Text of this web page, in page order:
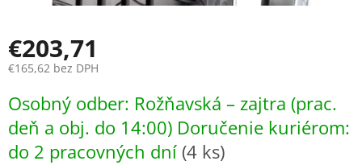
€203,71
€165,62 bez DPH
cena:
Osobný odber: Rožňavská – zajtra (prac.
deň a obj. do 14:00) Doručenie kuriérom:
do 2 pracovných dní (4 ks)